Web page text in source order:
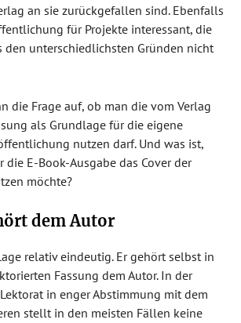
an sie zurückgefallen sind. Ebenfalls
für Projekte interessant, die
den unterschiedlichsten Gründen nicht
die Frage auf, ob man die vom Verlag
als Grundlage für die eigene
nutzen darf. Und was ist,
E-Book-Ausgabe das Cover der
möchte?
dem Autor
relativ eindeutig. Er gehört selbst in
Fassung dem Autor. In der
in enger Abstimmung mit dem
stellt in den meisten Fällen keine